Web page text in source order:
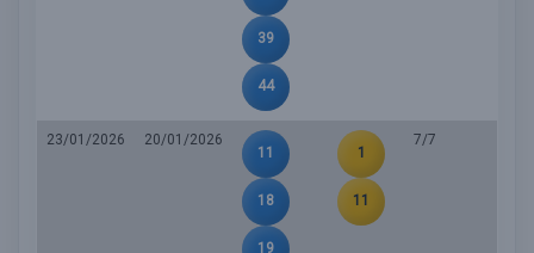
39
44
23/01/2026
20/01/2026
11
18
19
1
11
7/7